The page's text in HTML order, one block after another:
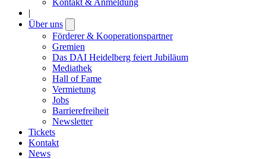
|
Über uns
submenu
Förderer & Kooperationspartner
Gremien
Das DAI Heidelberg feiert Jubiläum
Mediathek
Hall of Fame
Vermietung
Jobs
Barrierefreiheit
Newsletter
Tickets
Kontakt
News